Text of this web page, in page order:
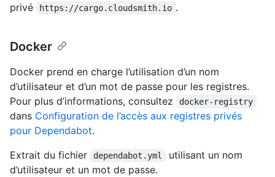
privé
https://cargo.cloudsmith.io .
Docker
Docker prend en charge l’utilisation d’un nom
d’utilisateur et d’un mot de passe pour les registres.
Pour plus d’informations, consultez
docker-registry
dans Configuration de l’accès aux registres privés
pour Dependabot.
Extrait du fichier
dependabot.yml
utilisant un nom
d’utilisateur et un mot de passe.